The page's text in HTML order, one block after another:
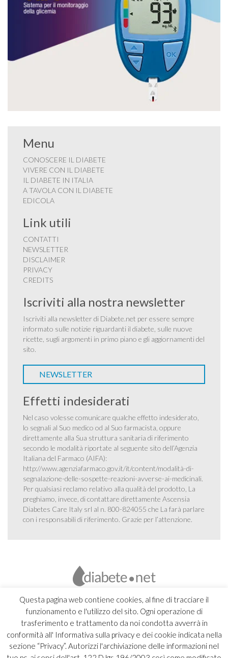
Questa pagina web contiene cookies, al fine di tracciare il
funzionamento e l'utilizzo del sito. Ogni operazione di
trasferimento e trattamento da noi condotta avverrà in
conformità all' Informativa sulla privacy e dei cookie indicata nella
sezione “Privacy”. Autorizzi l'archiviazione delle informazioni nel
Menu
CONOSCERE IL DIABETE
VIVERE CON IL DIABETE
IL DIABETE IN ITALIA
A TAVOLA CON IL DIABETE
EDICOLA
Link utili
CONTATTI
NEWSLETTER
DISCLAIMER
PRIVACY
CREDITS
Iscriviti alla nostra newsletter
Iscriviti alla newsletter di Diabete.net per essere sempre
informato sulle notizie riguardanti il diabete, sulle nuove
ricette, sugli argomenti in primo piano e gli aggiornamenti del
sito.
NEWSLETTER
Effetti indesiderati
Nel caso volesse comunicare qualche effetto indesiderato,
lo segnali al Suo medico od al Suo farmacista, oppure
direttamente alla Sua struttura sanitaria di riferimento
secondo le modalità riportate al seguente sito dell’Agenzia
Italiana del Farmaco (AIFA):
http://www.agenziafarmaco.gov.it/it/content/modalità-di-
segnalazione-delle-sospette-reazioni-avverse-ai-medicinali.
Per qualsiasi reclamo relativo alla qualità del prodotto, La
preghiamo, invece, di contattare direttamente Ascensia
Diabetes Care Italy srl al n. 800-824055 che La farà parlare
con i responsabili di riferimento. Grazie per l’attenzione.